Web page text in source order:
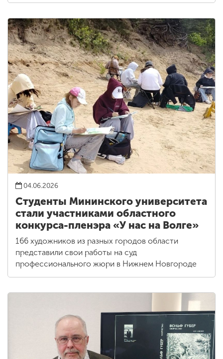
04.06.2026
Студенты Мининского университета
стали участниками областного
конкурса-пленэра «У нас на Волге»
166 художников из разных городов области
представили свои работы на суд
профессионального жюри в Нижнем Новгороде